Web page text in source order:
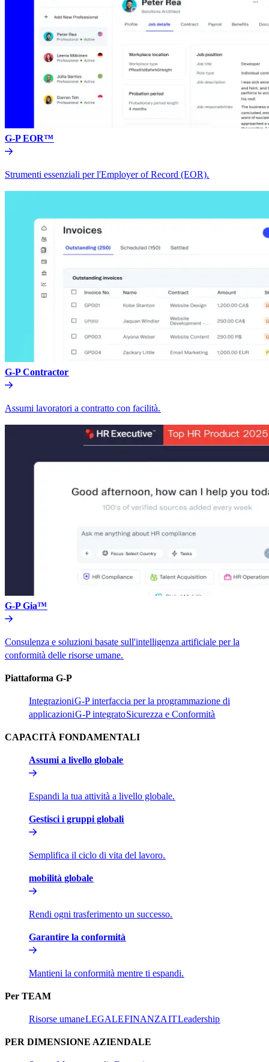
G-P EOR™​​
Strumenti essenziali per l'Employer of Record (EOR).​​
G-P Contractor​​
Assumi lavoratori a contratto con facilità.​​
G-P Gia™​​
Consulenza e soluzioni basate sull'intelligenza artificiale per la
conformità delle risorse umane.​​
Piattaforma G-P​​
Integrazioni​​G-P interfaccia per la programmazione di
applicazioni​​G-P integrato​​Sicurezza e Conformità​​
CAPACITÀ FONDAMENTALI​​
Assumi a livello globale​​
Espandi la tua attività a livello globale.​​
Gestisci i gruppi globali​​
Semplifica il ciclo di vita del lavoro.​​
mobilità globale​​
Rendi ogni trasferimento un successo.​​
Garantire la conformità​​
Mantieni la conformità mentre ti espandi.​​
Per TEAM​​
Risorse umane​​LEGALE​​FINANZA​​IT​​Leadership​​
PER DIMENSIONE AZIENDALE​​